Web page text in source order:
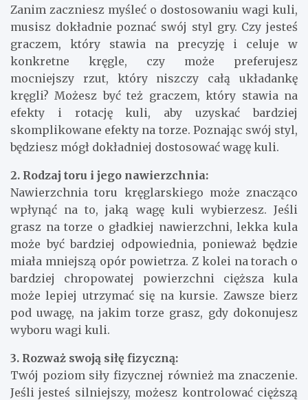
Zanim zaczniesz myśleć o dostosowaniu wagi kuli,
musisz dokładnie poznać swój styl gry. Czy jesteś
graczem, który stawia na precyzję i celuje w
konkretne kręgle, czy może preferujesz
mocniejszy rzut, który niszczy całą układankę
kręgli? Możesz być też graczem, który stawia na
efekty i rotację kuli, aby uzyskać bardziej
skomplikowane efekty na torze. Poznając swój styl,
będziesz mógł dokładniej dostosować wagę kuli.
2. Rodzaj toru i jego nawierzchnia:
Nawierzchnia toru kręglarskiego może znacząco
wpłynąć na to, jaką wagę kuli wybierzesz. Jeśli
grasz na torze o gładkiej nawierzchni, lekka kula
może być bardziej odpowiednia, ponieważ będzie
miała mniejszą opór powietrza. Z kolei na torach o
bardziej chropowatej powierzchni cięższa kula
może lepiej utrzymać się na kursie. Zawsze bierz
pod uwagę, na jakim torze grasz, gdy dokonujesz
wyboru wagi kuli.
3. Rozważ swoją siłę fizyczną:
Twój poziom siły fizycznej również ma znaczenie.
Jeśli jesteś silniejszy, możesz kontrolować cięższą